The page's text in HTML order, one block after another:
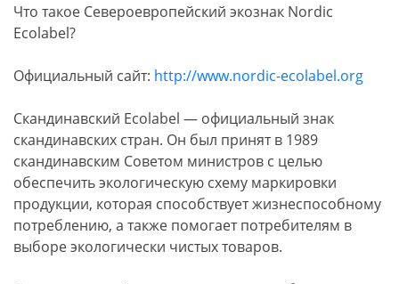
Что такое Североевропейский экознак Nordic
Ecolabel?
Официальный сайт: http://www.nordic-ecolabel.org
Скандинавский Ecolabel — официальный знак
скандинавских стран. Он был принят в 1989
скандинавским Советом министров с целью
обеспечить экологическую схему маркировки
продукции, которая способствует жизнеспособному
потреблению, а также помогает потребителям в
выборе экологически чистых товаров.